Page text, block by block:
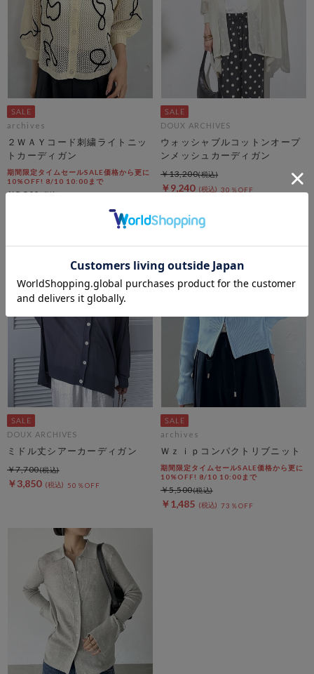
archives
２ＷＡＹコード刺繍ライトニッ
トカーディガン
期間限定タイムセールSALE価格から更に
10%OFF! 8/10 10:00まで
￥5,500
DOUX ARCHIVES
ウォッシャブルコットンオープ
ンメッシュカーディガン
￥9,240 30％OFF
￥13,200
DOUX ARCHIVES
ミドル丈シアーカーディガン
￥3,850 50％OFF
￥7,700
archives
Ｗｚｉｐコンパクトリブニット
期間限定タイムセールSALE価格から更に
10%OFF! 8/10 10:00まで
￥1,485 73％OFF
￥5,500